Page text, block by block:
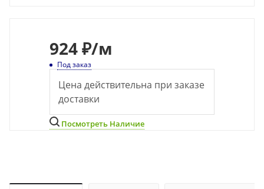
924₽/м
Под заказ
Цена действительна при заказе
доставки
Посмотреть Наличие